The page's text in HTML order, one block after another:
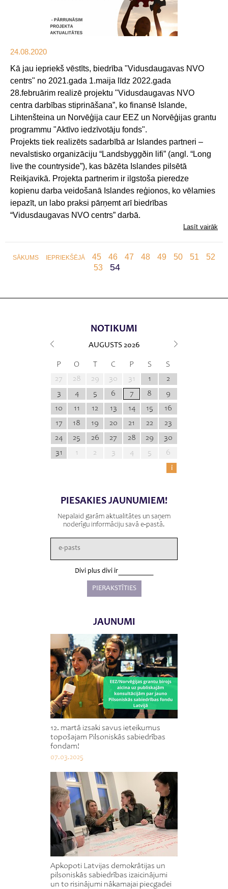
24.08.2020
Kā jau iepriekš vēstīts, biedrība "Vidusdaugavas NVO
centrs" no 2021.gada 1.maija līdz 2022.gada
28.februārim realizē projektu "Vidusdaugavas NVO
centra darbības stiprināšana”, ko finansē Islande,
Lihtenšteina un Norvēģija caur EEZ un Norvēģijas grantu
programmu "Aktīvo iedzīvotāju fonds".
Projekts tiek realizēts sadarbībā ar Islandes partneri –
nevalstisko organizāciju “Landsbyggðin lifi” (angl. “Long
live the countryside”), kas bāzēta Islandes pilsētā
Reikjavikā. Projekta partnerim ir ilgstoša pieredze
kopienu darba veidošanā Islandes reģionos, ko vēlamies
iepazīt, un labo praksi pārņemt arī biedrības
“Vidusdaugavas NVO centrs” darbā.
Lasīt vairāk
SĀKUMS IEPRIEKŠĒJĀ 45 46 47 48 49 50 51
52
53
54
NOTIKUMI
AUGUSTS 2026
P O T C P S
S
27
28 29 30 31 1
2
3
4 5 6 7 8
9
10
11 12 13 14 15
16
17
18 19 20 21 22
23
24
25 26 27 28 29
30
31
1 2 3 4 5
6
i
PIESAKIES JAUNUMIEM!
Nepalaid garām aktualitātes un saņem
noderīgu informāciju savā e-pastā.
Divi plus divi ir
JAUNUMI
12. martā izsaki savus ieteikumus
topošajam Pilsoniskās sabiedrības
fondam!
07.03.2025
Apkopoti Latvijas demokrātijas un
pilsoniskās sabiedrības izaicinājumi
un to risinājumi nākamajai piecgadei